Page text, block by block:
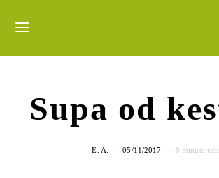
Supa od
E. A. 05/11/2017 0 minute